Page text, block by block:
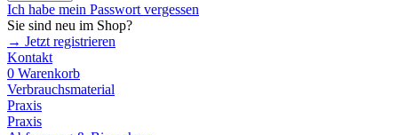
Ich habe mein Passwort vergessen
Sie sind neu im Shop?
→ Jetzt registrieren
Kontakt
0 Warenkorb
Verbrauchsmaterial
Praxis
Praxis